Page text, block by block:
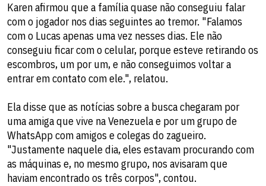
Karen afirmou que a família quase não conseguiu falar
com o jogador nos dias seguintes ao tremor. "Falamos
com o Lucas apenas uma vez nesses dias. Ele não
conseguiu ficar com o celular, porque esteve retirando os
escombros, um por um, e não conseguimos voltar a
entrar em contato com ele.", relatou.
Ela disse que as notícias sobre a busca chegaram por
uma amiga que vive na Venezuela e por um grupo de
WhatsApp com amigos e colegas do zagueiro.
"Justamente naquele dia, eles estavam procurando com
as máquinas e, no mesmo grupo, nos avisaram que
haviam encontrado os três corpos", contou.